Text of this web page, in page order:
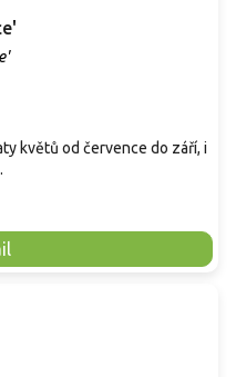
květů od července do září, i